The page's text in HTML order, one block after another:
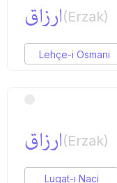
ارزاق(Erzak)
Lehçe-i Osmani
ارزاق(Erzak)
Lugat-ı Naci